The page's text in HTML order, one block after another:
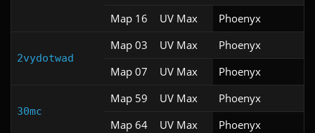
Map 16
UV Max Phoenyx
2vydotwad
Map 03 UV Max Phoenyx
Map 07
UV Max Phoenyx
30mc
Map 59 UV Max Phoenyx
Map 64
UV Max Phoenyx